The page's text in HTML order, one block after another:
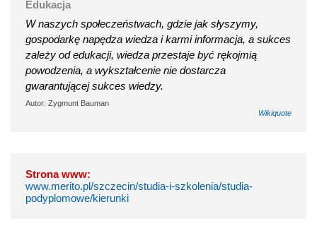
Edukacja
W naszych społeczeństwach, gdzie jak słyszymy,
gospodarkę napędza wiedza i karmi informacja, a sukces
zależy od edukacji, wiedza przestaje być rękojmią
powodzenia, a wykształcenie nie dostarcza
gwarantującej sukces wiedzy.
Autor: Zygmunt Bauman
Wikiquote
Strona www:
www.merito.pl/szczecin/studia-i-szkolenia/studia-
podyplomowe/kierunki